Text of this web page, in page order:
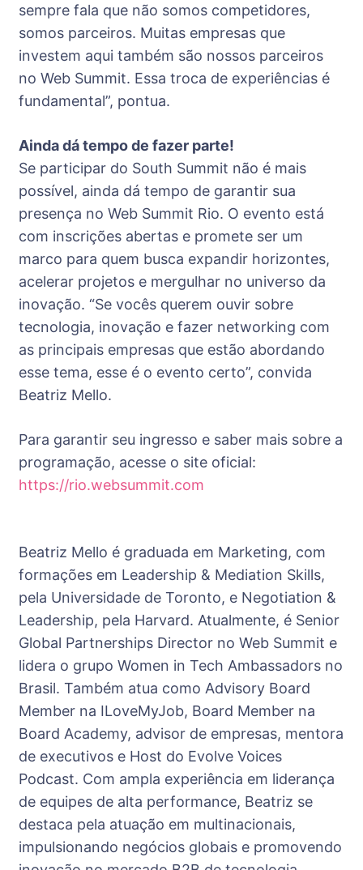
sempre fala que não somos competidores,
somos parceiros. Muitas empresas que
investem aqui também são nossos parceiros
no Web Summit. Essa troca de experiências é
fundamental”, pontua.
Ainda dá tempo de fazer parte!
Se participar do South Summit não é mais
possível, ainda dá tempo de garantir sua
presença no Web Summit Rio. O evento está
com inscrições abertas e promete ser um
marco para quem busca expandir horizontes,
acelerar projetos e mergulhar no universo da
inovação. “Se vocês querem ouvir sobre
tecnologia, inovação e fazer networking com
as principais empresas que estão abordando
esse tema, esse é o evento certo”, convida
Beatriz Mello.
Para garantir seu ingresso e saber mais sobre a
programação, acesse o site oficial:
https://rio.websummit.com
Beatriz Mello é graduada em Marketing, com
formações em Leadership & Mediation Skills,
pela Universidade de Toronto, e Negotiation &
Leadership, pela Harvard. Atualmente, é Senior
Global Partnerships Director no Web Summit e
lidera o grupo Women in Tech Ambassadors no
Brasil. Também atua como Advisory Board
Member na ILoveMyJob, Board Member na
Board Academy, advisor de empresas, mentora
de executivos e Host do Evolve Voices
Podcast. Com ampla experiência em liderança
de equipes de alta performance, Beatriz se
destaca pela atuação em multinacionais,
impulsionando negócios globais e promovendo